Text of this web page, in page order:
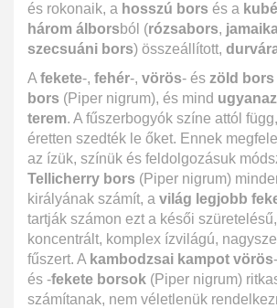
és rokonaik, a hosszú bors és a
három álborsból (rózsabors,
szecsuáni bors) összeállított,
A fekete-, fehér-, vörös- és zöld bors
bors (Piper nigrum), és mind
terem. A fűszerbogyók színe attól
éretten szedték le őket. Ennek
az ízük, színük és feldolgozásuk
Tellicherry bors (Piper nigrum)
királyának számít, a világ legjobb
tartják számon ezt a késői
koncentrált, komplex ízvilágú,
fűszert. A kambodzsai kampot vörös
és -fekete borsok (Piper nigrum)
számítanak, nem véletlenük